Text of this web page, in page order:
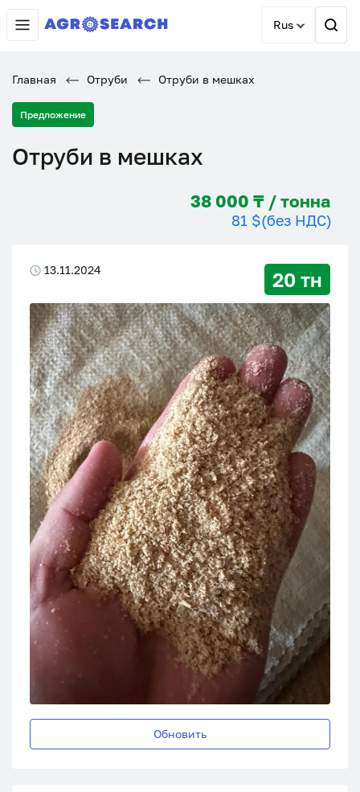
Rus
Главная Отруби Отруби в мешках
Предложение
Отруби в мешках
38 000 ₸ / тонна
81 $(без НДС)
13.11.2024 20 тн
Обновить